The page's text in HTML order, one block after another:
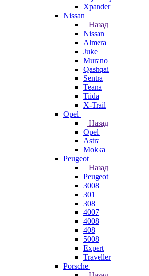
Xpander
Nissan
Назад
Nissan
Almera
Juke
Murano
Qashqai
Sentra
Teana
Tiida
X-Trail
Opel
Назад
Opel
Astra
Mokka
Peugeot
Назад
Peugeot
3008
301
308
4007
4008
408
5008
Expert
Traveller
Porsche